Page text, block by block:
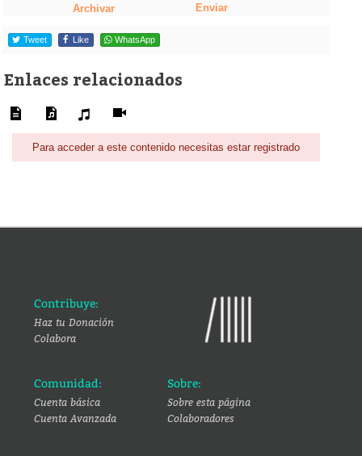
Archivar Enviar
Tweet Like WhatsApp
Enlaces relacionados
Para acceder a este contenido necesitas estar registrado
Contribuye:
Haz tu Donación
Colabora
Comunidad:
Cuenta básica
Cuenta Avanzada
Sobre:
Sobre esta página
Colaboradores